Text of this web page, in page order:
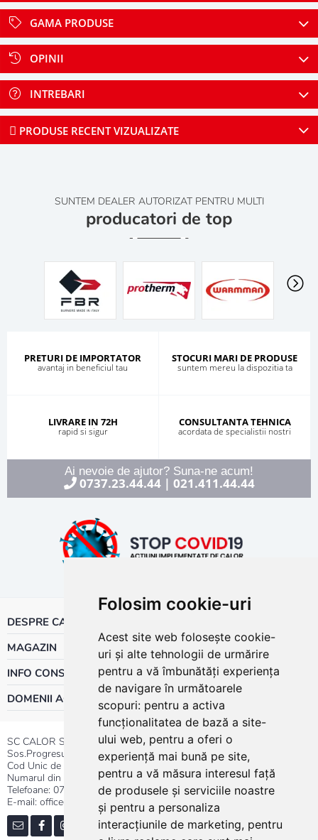
Folosim cookie-uri
Acest site web folosește cookie-
uri și alte tehnologii de urmărire
pentru a vă îmbunătăți experiența
de navigare în următoarele
scopuri: pentru a activa
funcționalitatea de bază a site-
ului web, pentru a oferi o
experiență mai bună pe site,
pentru a vă măsura interesul față
de produsele și serviciile noastre
și pentru a personaliza
interacțiunile de marketing, pentru
GAMA PRODUSE
OPINII
INTREBARI
PRODUSE RECENT VIZUALIZATE
SUNTEM DEALER AUTORIZAT PENTRU MULTI
producatori de top
PRETURI DE IMPORTATOR
avantaj in beneficiul tau
STOCURI MARI DE PRODUSE
suntem mereu la dispozitia ta
LIVRARE IN 72H
rapid si sigur
CONSULTANTA TEHNICA
acordata de specialistii nostri
Ai nevoie de ajutor? Suna-ne acum!
0737.23.44.44| 021.411.44.44
DESPRE CALOR
MAGAZIN
INFO CONSUMATOR
DOMENII ACTIVITATE
SC CALOR SRL
Sos.Progresului nr.30-40, Sector 5, Bucuresti
Cod Unic de Inregistrare: RO 3004724
Numarul din Registrul Comertului:J40/13176/1991
Telefoane: 0737.23.44.44|021.411.44.44
E-mail: office@calor.ro